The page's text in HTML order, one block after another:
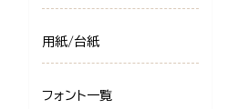
用紙/台紙
フォント一覧